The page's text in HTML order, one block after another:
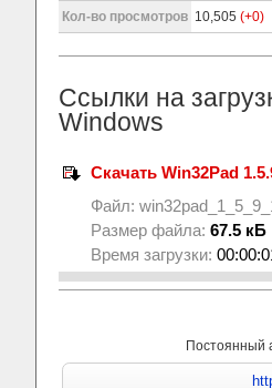
Кол-во просмотров 10,505 (+0)
Ссылки на
Windows
Скачать Win32Pad
Файл:
Размер файла: 67.5 кБ
Время загрузки:
Постоянный